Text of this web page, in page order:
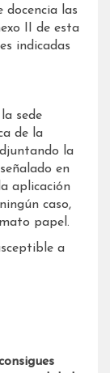
docencia las
II de esta
indicadas
sede
de la
la
en
aplicación
caso,
papel.
a